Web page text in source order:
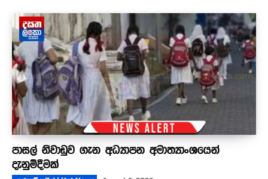
පාසල් නිවාඩුව ගැන අධ්‍යාපන අමාත්‍යාංශයෙන්
දැනුම්දීමක්